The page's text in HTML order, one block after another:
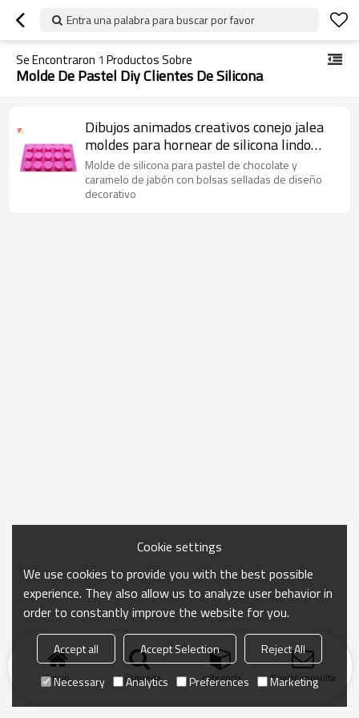
Entra una palabra para buscar por favor
Se Encontraron 1 Productos Sobre
Molde De Pastel Diy Clientes De Silicona
Dibujos animados creativos conejo jalea
moldes para hornear de silicona lindo
helado herramientas pastel de molde
Molde de silicona para pastel de chocolate y
caramelo de jabón con bolsas selladas de diseño
decorativo
Inicio búsqueda categoría Enviar consulta
Cookie settings
We use cookies to provide you with the best possible
experience. They also allow us to analyze user behavior in
order to constantly improve the website for you.
Accept all Accept Selection
Reject All
Necessary
Analytics Preferences Marketing